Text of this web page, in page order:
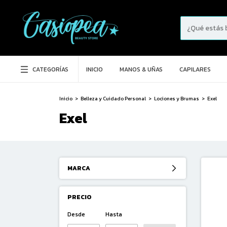
CATEGORÍAS INICIO MANOS & UÑAS CAPILARES
Inicio > Belleza y Cuidado Personal > Lociones y Brumas > Exel
Exel
MARCA
PRECIO
Desde
Hasta